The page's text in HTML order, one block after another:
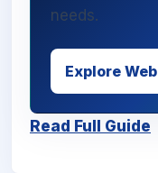
needs.
Explore
Read Full Guide